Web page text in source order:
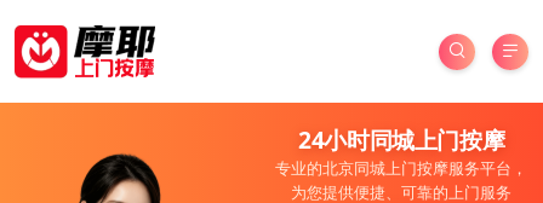
24小时同城上门按摩
专业的北京同城上门按摩服务平台，
为您提供便捷、可靠的上门服务